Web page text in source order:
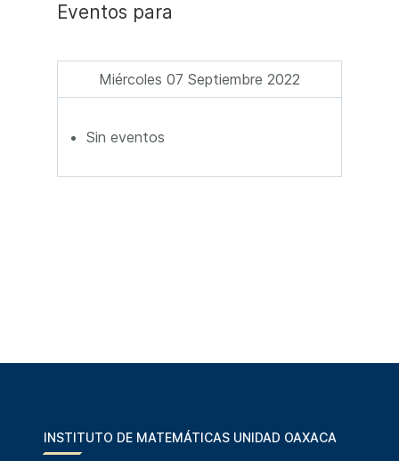
Eventos para
Miércoles 07 Septiembre 2022
Sin eventos
INSTITUTO DE MATEMÁTICAS UNIDAD OAXACA